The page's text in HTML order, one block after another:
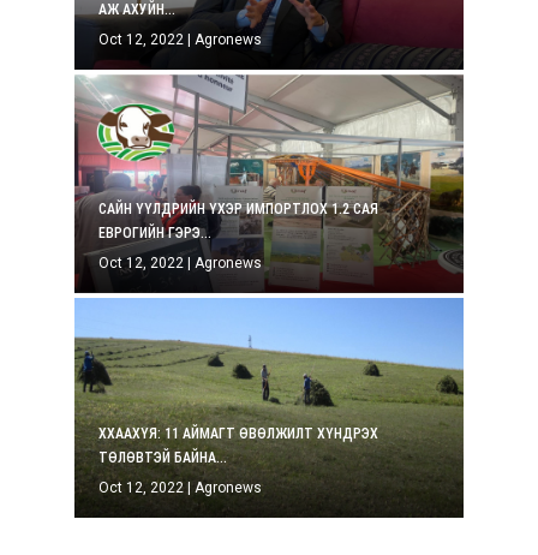
АЖ АХУЙН...
Oct 12, 2022
Agronews
САЙН ҮҮЛДРИЙН ҮХЭР ИМПОРТЛОХ 1.2 САЯ
ЕВРОГИЙН ГЭРЭ...
Oct 12, 2022
Agronews
ХХААХҮЯ: 11 АЙМАГТ ӨВӨЛЖИЛТ ХҮНДРЭХ
ТӨЛӨВТЭЙ БАЙНА...
Oct 12, 2022 | Agronews